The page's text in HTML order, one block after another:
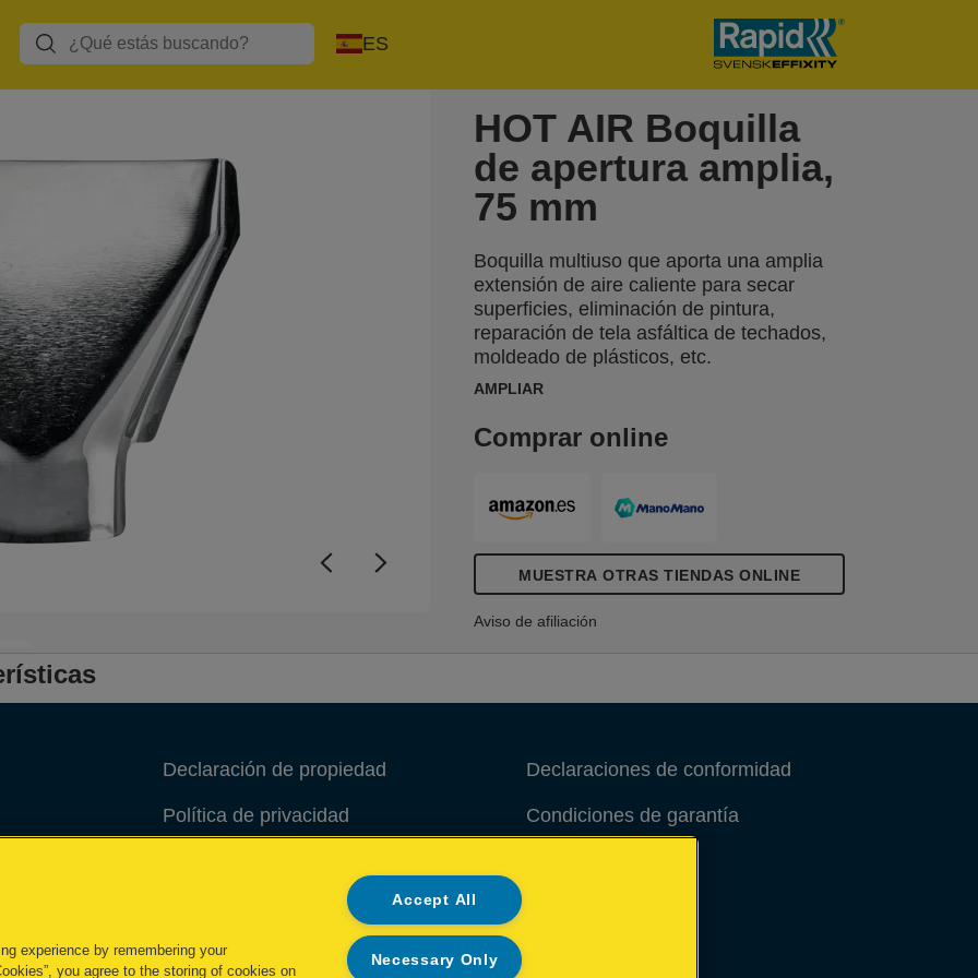
ES
HOT AIR Boquilla
de apertura amplia,
75 mm
Boquilla multiuso que aporta una amplia
extensión de aire caliente para secar
superficies, eliminación de pintura,
reparación de tela asfáltica de techados,
moldeado de plásticos, etc.
AMPLIAR
Comprar online
MUESTRA OTRAS TIENDAS ONLINE
Aviso de afiliación
Declaración de propiedad
Política de privacidad
Administrar mis datos
Declaraciones de conformidad
Condiciones de garantía
experience by remembering your
you agree to the storing of cookies on
Accept All
Necessary Only